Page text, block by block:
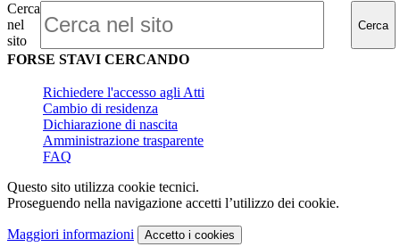
Cerca
nel
sito
Cerca
FORSE STAVI CERCANDO
Richiedere l'accesso agli Atti
Cambio di residenza
Dichiarazione di nascita
Amministrazione trasparente
FAQ
Questo sito utilizza cookie tecnici.
Proseguendo nella navigazione accetti l’utilizzo dei cookie.
Maggiori informazioni Accetto i cookies